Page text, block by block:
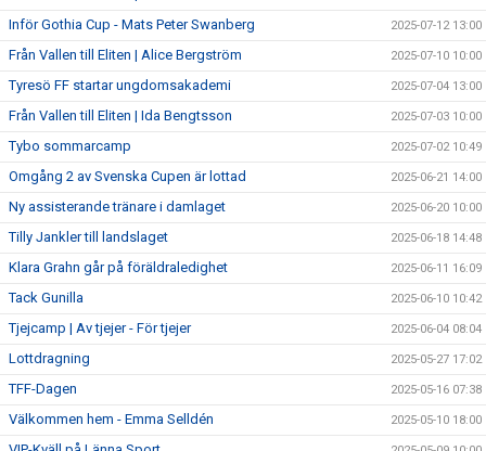
Inför Gothia Cup - Mats Peter Swanberg 2025-07-12 13:00
Från Vallen till Eliten | Alice Bergström 2025-07-10 10:00
Tyresö FF startar ungdomsakademi 2025-07-04 13:00
Från Vallen till Eliten | Ida Bengtsson 2025-07-03 10:00
Tybo sommarcamp 2025-07-02 10:49
Omgång 2 av Svenska Cupen är lottad 2025-06-21 14:00
Ny assisterande tränare i damlaget 2025-06-20 10:00
Tilly Jankler till landslaget 2025-06-18 14:48
Klara Grahn går på föräldraledighet 2025-06-11 16:09
Tack Gunilla 2025-06-10 10:42
Tjejcamp | Av tjejer - För tjejer 2025-06-04 08:04
Lottdragning 2025-05-27 17:02
TFF-Dagen 2025-05-16 07:38
Välkommen hem - Emma Selldén 2025-05-10 18:00